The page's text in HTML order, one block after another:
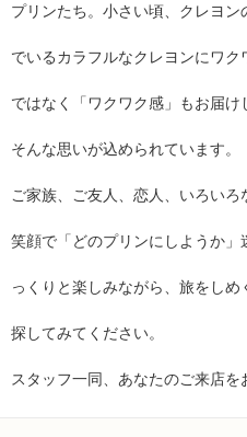
プリンたち。小さい頃、クレヨ
でいるカラフルなクレヨンにワ
ではなく「ワクワク感」もお届
そんな思いが込められています。
ご家族、ご友人、恋人、いろい
笑顔で「どのプリンにしようか
っくりと楽しみながら、旅をし
探してみてください。
スタッフ一同、あなたのご来店を